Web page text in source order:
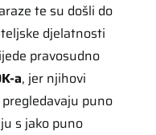
te su došli do
djelatnosti
pravosudno
a, jer njihovi
puno
s jako puno